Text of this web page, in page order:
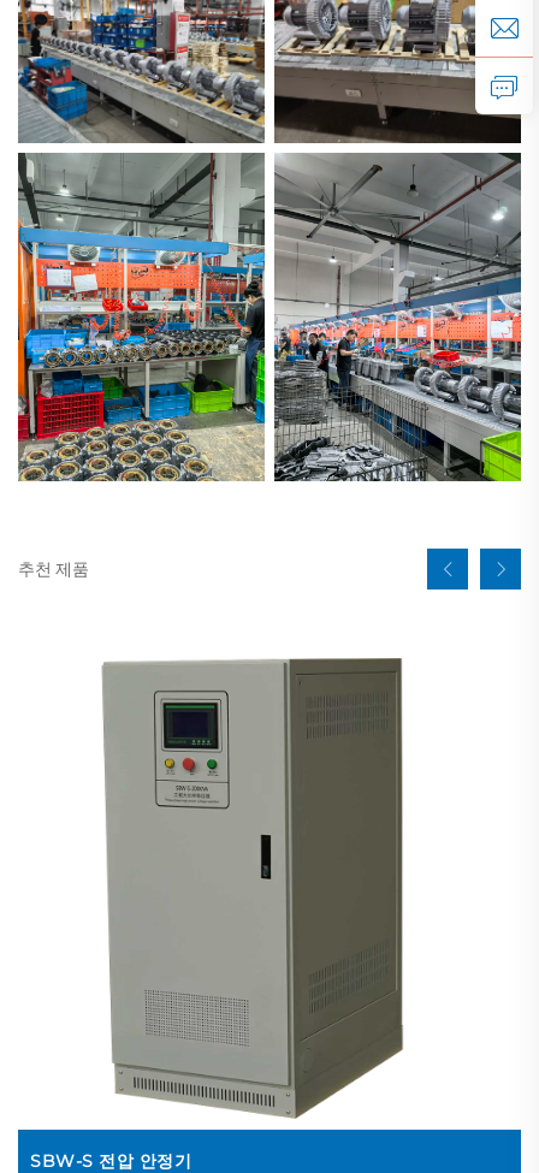
추천 제품
SBW-S 전압 안정기